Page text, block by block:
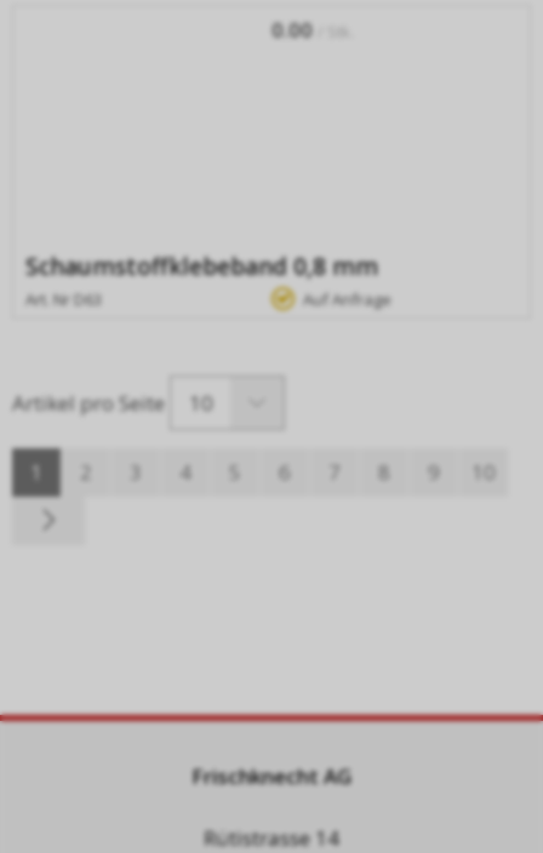
0.00
Schaumstoffklebeband 0,8 mm
Art. Nr D63 Auf Anfrage
Artikel pro Seite 10
1 2 3 4 5 6 8 9 10
Frischknecht AG
Rütistrasse 14